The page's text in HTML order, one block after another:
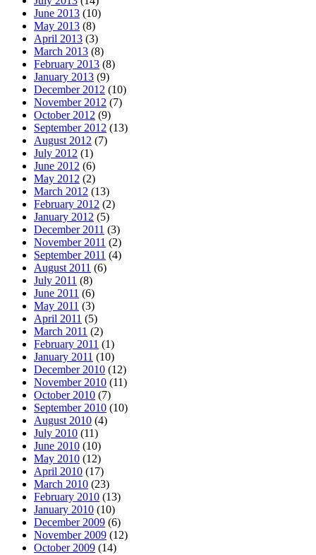
June 2013 (10)
May 2013 (8)
April 2013 (3)
March 2013 (8)
February 2013 (8)
January 2013 (9)
December 2012 (10)
November 2012 (7)
October 2012 (9)
September 2012 (13)
August 2012 (7)
July 2012 (1)
June 2012 (6)
May 2012 (2)
March 2012 (13)
February 2012 (2)
January 2012 (5)
December 2011 (3)
November 2011 (2)
September 2011 (4)
August 2011 (6)
July 2011 (8)
June 2011 (6)
May 2011 (3)
April 2011 (5)
March 2011 (2)
February 2011 (1)
January 2011 (10)
December 2010 (12)
November 2010 (11)
October 2010 (7)
September 2010 (10)
August 2010 (4)
July 2010 (11)
June 2010 (10)
May 2010 (12)
April 2010 (17)
March 2010 (23)
February 2010 (13)
January 2010 (10)
December 2009 (6)
November 2009 (12)
October 2009 (14)